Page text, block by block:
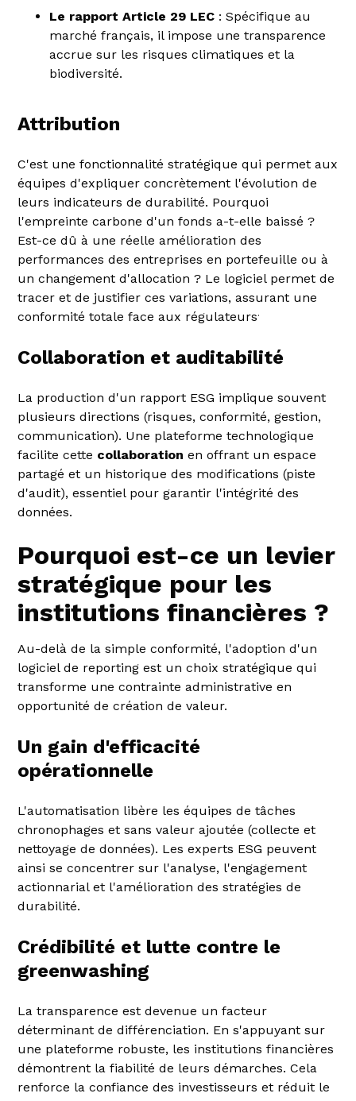
Le rapport Article 29 LEC : Spécifique au
marché français, il impose une transparence
accrue sur les risques climatiques et la
biodiversité.
Attribution
C'est une fonctionnalité stratégique qui permet aux
équipes d'expliquer concrètement l'évolution de
leurs indicateurs de durabilité. Pourquoi
l'empreinte carbone d'un fonds a-t-elle baissé ?
Est-ce dû à une réelle amélioration des
performances des entreprises en portefeuille ou à
un changement d'allocation ? Le logiciel permet de
tracer et de justifier ces variations, assurant une
conformité totale face aux régulateurs.
Collaboration et auditabilité
La production d'un rapport ESG implique souvent
plusieurs directions (risques, conformité, gestion,
communication). Une plateforme technologique
facilite cette collaboration en offrant un espace
partagé et un historique des modifications (piste
d'audit), essentiel pour garantir l'intégrité des
données.
Pourquoi est-ce un levier
stratégique pour les
institutions financières ?
Au-delà de la simple conformité, l'adoption d'un
logiciel de reporting est un choix stratégique qui
transforme une contrainte administrative en
opportunité de création de valeur.
Un gain d'efficacité
opérationnelle
L'automatisation libère les équipes de tâches
chronophages et sans valeur ajoutée (collecte et
nettoyage de données). Les experts ESG peuvent
ainsi se concentrer sur l'analyse, l'engagement
actionnarial et l'amélioration des stratégies de
durabilité.
Crédibilité et lutte contre le
greenwashing
La transparence est devenue un facteur
déterminant de différenciation. En s'appuyant sur
une plateforme robuste, les institutions financières
démontrent la fiabilité de leurs démarches. Cela
renforce la confiance des investisseurs et réduit le